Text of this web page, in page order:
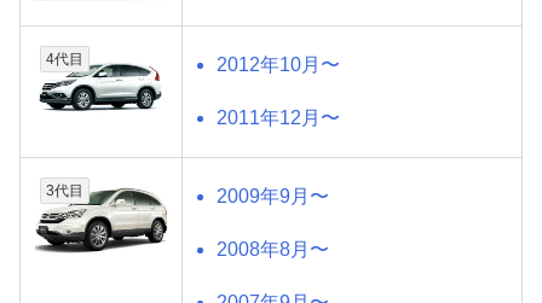
4代目 2012年10月〜
2011年12月〜
3代目 2009年9月〜
2008年8月〜